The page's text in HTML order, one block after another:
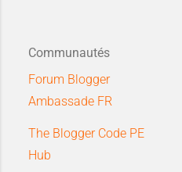
Communautés
Forum Blogger
Ambassade FR
The Blogger Code PE
Hub